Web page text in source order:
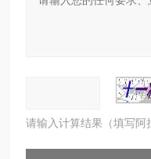
请输入计算结果（填写阿